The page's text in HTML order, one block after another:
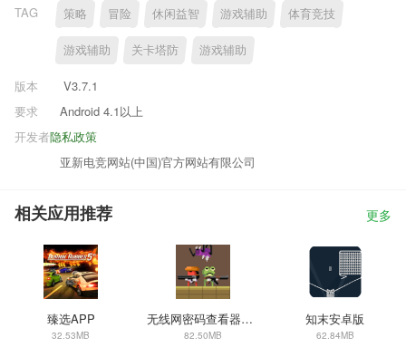
TAG 策略 冒险 休闲益智 游戏辅助 体育竞技
游戏辅助 关卡塔防 游戏辅助
版本
V3.7.1
要求
Android 4.1以上
隐私政策
开发者
亚新电竞网站(中国)官方网站有限公司
相关应用推荐 更多
臻选APP
32.53MB
无线网密码查看器安卓版
82.50MB
知末安卓版
62.84MB